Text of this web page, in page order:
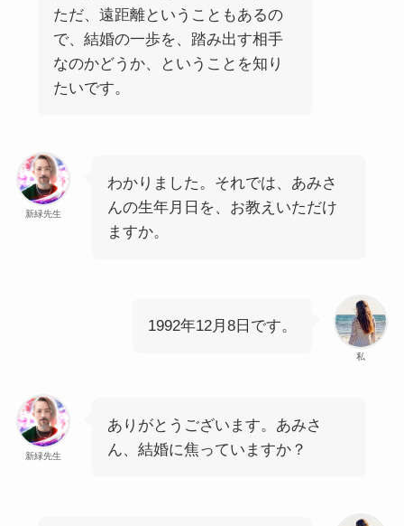
ただ、遠距離ということもあるの
で、結婚の一歩を、踏み出す相手
なのかどうか、ということを知り
たいです。
新緑先生
わかりました。それでは、あみさ
んの生年月日を、お教えいただけ
ますか。
私
1992年12月8日です。
新緑先生
ありがとうございます。あみさ
ん、結婚に焦っていますか？